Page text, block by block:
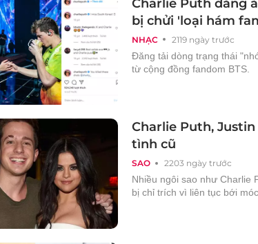
NHẠC 2119 ngày trước
Charlie Puth đăng
bị chửi 'loại hám
Đăng tải dòng trạng thái
từ cộng đồng fandom BTS.
SAO 2203 ngày trước
Charlie Puth,
tình cũ
Nhiều ngôi sao như Charlie
bị chỉ trích vì liên tục bới